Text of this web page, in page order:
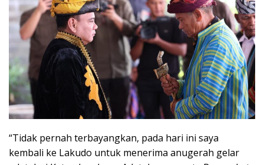
“Tidak pernah terbayangkan, pada hari ini saya
kembali ke Lakudo untuk menerima anugerah gelar